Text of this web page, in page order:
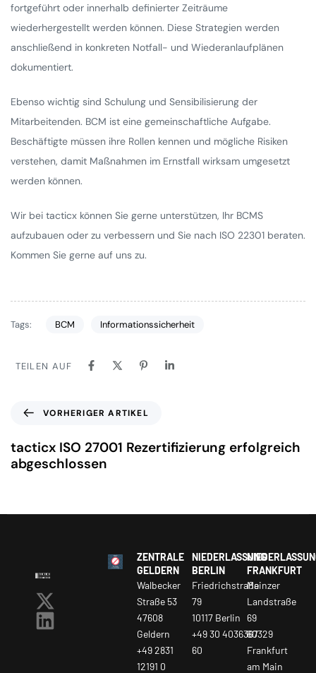
fortgeführt oder innerhalb definierter Zeiträume
wiederhergestellt werden können. Diese Strategien werden
anschließend in konkreten Notfall- und Wiederanlaufplänen
dokumentiert.
Ebenso wichtig sind Schulung und Sensibilisierung der
Mitarbeitenden. BCM ist eine gemeinschaftliche Aufgabe.
Beschäftigte müssen ihre Rollen kennen und mögliche Risiken
verstehen, damit Maßnahmen im Ernstfall wirksam umgesetzt
werden können.
Wir bei tacticx können Sie gerne unterstützen, Ihr BCMS
aufzubauen oder zu verbessern und Sie nach ISO 22301 beraten.
Kommen Sie gerne auf uns zu.
Tags: BCM Informationssicherheit
TEILEN AUF
VORHERIGER ARTIKEL
tacticx ISO 27001 Rezertifizierung erfolgreich
abgeschlossen
ZENTRALE
GELDERN
Walbecker
Straße 53
47608
Geldern
+49 2831
12191 0
NIEDERLASSUNG
BERLIN
Friedrichstraße
79
10117 Berlin
+49 30 4036367
60
FRANKFURT
Mainzer
Landstraße
69
60329
Frankfurt
am Main